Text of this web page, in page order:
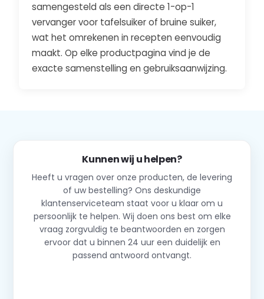
samengesteld als een directe 1-op-1
vervanger voor tafelsuiker of bruine suiker,
wat het omrekenen in recepten eenvoudig
maakt. Op elke productpagina vind je de
exacte samenstelling en gebruiksaanwijzing.
Kunnen wij u helpen?
Heeft u vragen over onze producten, de levering
of uw bestelling? Ons deskundige
klantenserviceteam staat voor u klaar om u
persoonlijk te helpen. Wij doen ons best om elke
vraag zorgvuldig te beantwoorden en zorgen
ervoor dat u binnen 24 uur een duidelijk en
passend antwoord ontvangt.